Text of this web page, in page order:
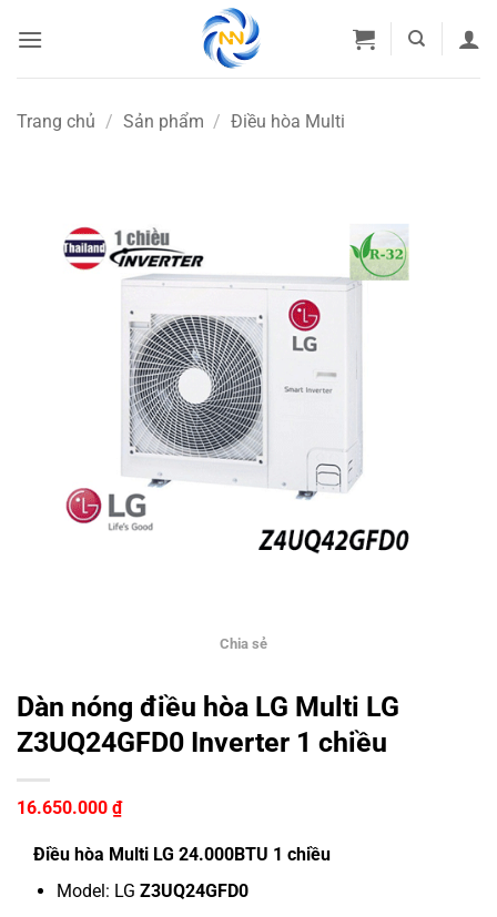
qua
Trang chủ / Sản phẩm / Điều hòa Multi
Chia sẻ
Dàn nóng điều hòa LG Multi LG
Z3UQ24GFD0 Inverter 1 chiều
16.650.000 ₫
Điều hòa Multi LG 24.000BTU 1 chiều
Model: LG Z3UQ24GFD0